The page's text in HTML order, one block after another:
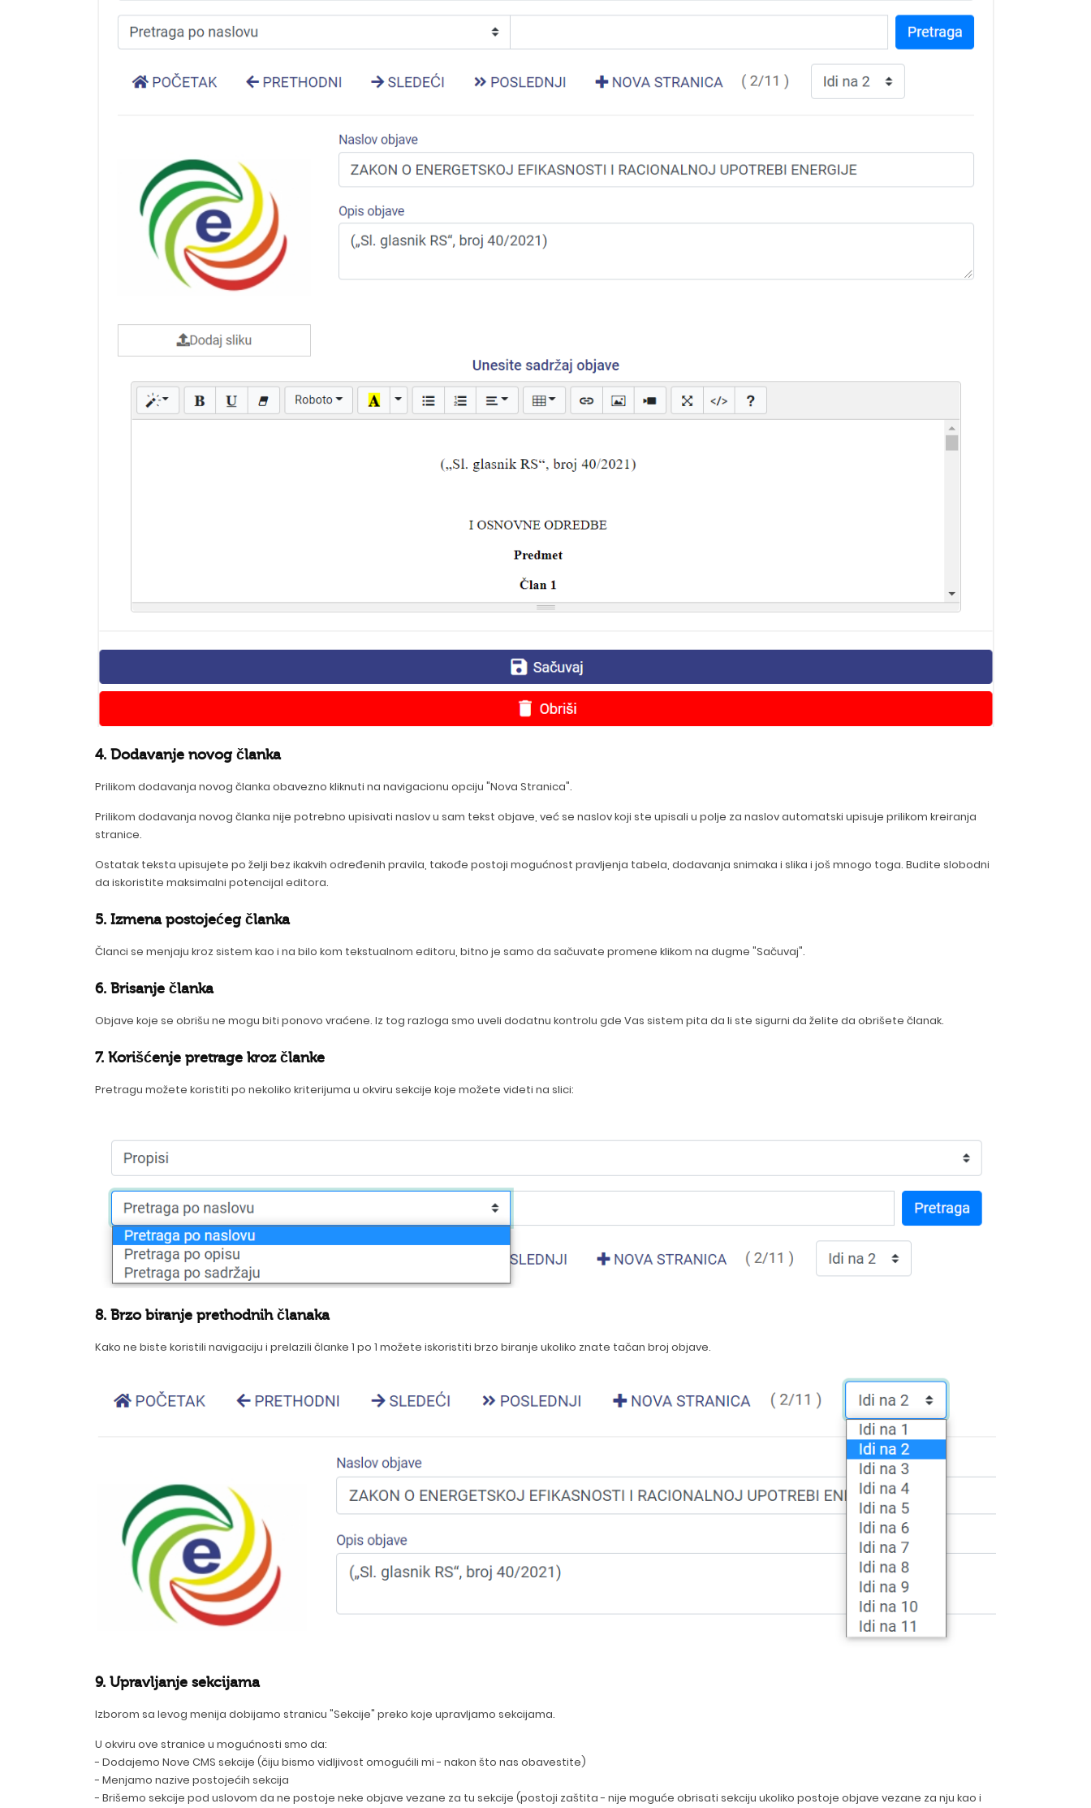
4. Dodavanje novog članka
Prilikom dodavanja novog članka obavezno kliknuti na navigacionu opciju "Nova Stranica".
Prilikom dodavanja novog članka nije potrebno upisivati naslov u sam tekst objave, već se naslov koji ste upisali u polje za naslov automatski upisuje prilikom kreiranja
stranice.
Ostatak teksta upisujete po želji bez ikakvih određenih pravila, takođe postoji mogućnost pravljenja tabela, dodavanja snimaka i slika i još mnogo toga. Budite slobodni
da iskoristite maksimalni potencijal editora.
5. Izmena postojećeg članka
Članci se menjaju kroz sistem kao i na bilo kom tekstualnom editoru, bitno je samo da sačuvate promene klikom na dugme "Sačuvaj".
6. Brisanje članka
Objave koje se obrišu ne mogu biti ponovo vraćene. Iz tog razloga smo uveli dodatnu kontrolu gde Vas sistem pita da li ste sigurni da želite da obrišete članak.
7. Korišćenje pretrage kroz članke
Pretragu možete koristiti po nekoliko kriterijuma u okviru sekcije koje možete videti na slici:
8. Brzo biranje prethodnih članaka
Kako ne biste koristili navigaciju i prelazili članke 1 po 1 možete iskoristiti brzo biranje ukoliko znate tačan broj objave.
9. Upravljanje sekcijama
Izborom sa levog menija dobijamo stranicu "Sekcije" preko koje upravljamo sekcijama.
U okviru ove stranice u mogućnosti smo da:
- Dodajemo Nove CMS sekcije (čiju bismo vidljivost omogućili mi - nakon što nas obavestite)
- Menjamo nazive postojećih sekcija
- Brišemo sekcije pod uslovom da ne postoje neke objave vezane za tu sekcije (postoji zaštita - nije moguće obrisati sekciju ukoliko postoje objave vezane za nju kao i